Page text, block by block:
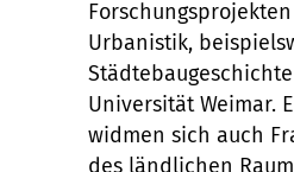
Urbanistik,
Universität Weimar.
widmen sich auch
des ländlichen